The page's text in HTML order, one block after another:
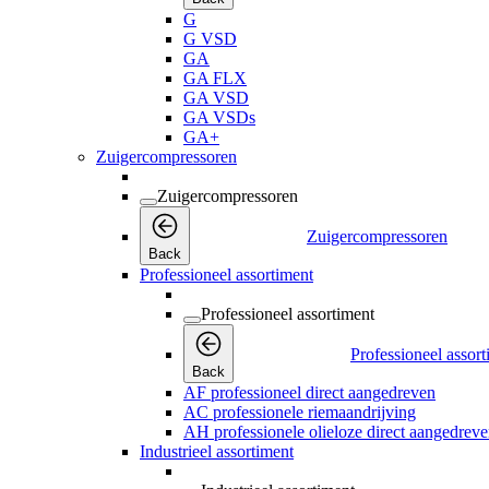
G
G VSD
GA
GA FLX
GA VSD
GA VSDs
GA+
Zuigercompressoren
Zuigercompressoren
Back
Zuigercompressoren
Professioneel assortiment
Professioneel assortiment
Back
Professioneel
AF professioneel direct aangedreven
AC professionele riemaandrijving
AH professionele olieloze direct
Industrieel assortiment